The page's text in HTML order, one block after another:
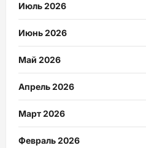
Июль 2026
Июнь 2026
Май 2026
Апрель 2026
Март 2026
Февраль 2026